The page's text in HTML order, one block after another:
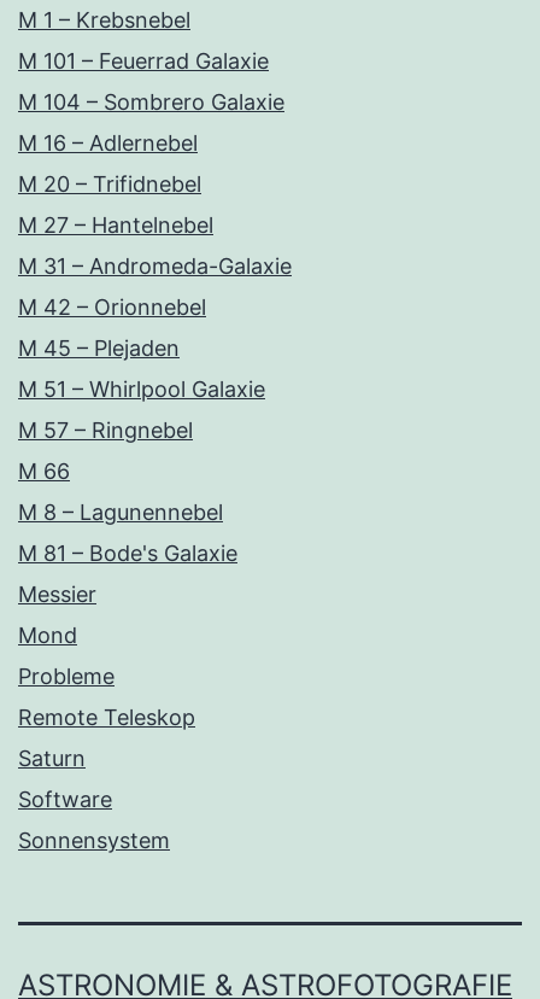
M 1 – Krebsnebel
M 101 – Feuerrad Galaxie
M 104 – Sombrero Galaxie
M 16 – Adlernebel
M 20 – Trifidnebel
M 27 – Hantelnebel
M 31 – Andromeda-Galaxie
M 42 – Orionnebel
M 45 – Plejaden
M 51 – Whirlpool Galaxie
M 57 – Ringnebel
M 66
M 8 – Lagunennebel
M 81 – Bode's Galaxie
Messier
Mond
Probleme
Remote Teleskop
Saturn
Software
Sonnensystem
ASTRONOMIE & ASTROFOTOGRAFIE